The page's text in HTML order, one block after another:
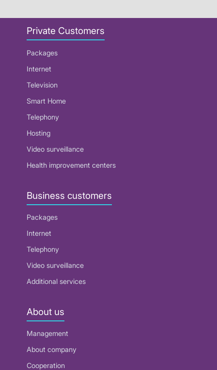
Private Customers
Packages
Internet
Television
Smart Home
Telephony
Hosting
Video surveillance
Health improvement centers
Business customers
Packages
Internet
Telephony
Video surveillance
Additional services
About us
Management
About company
Cooperation